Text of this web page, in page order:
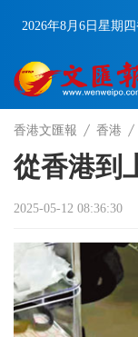
2026年8月6日 星期四
香港文匯報 香港
從香港到
2025-05-12 08:36:30